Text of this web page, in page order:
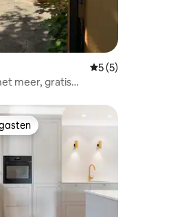
uit 5, 18 recensiesGemiddelde
5 (5)
meer, gratis
gasten